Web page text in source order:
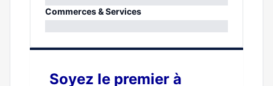
0%
Commerces & Services
Soyez le premier à